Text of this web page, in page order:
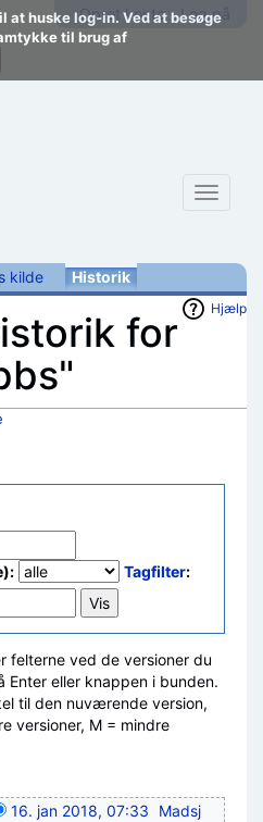
at huske log-in. Ved at besøge
til brug af
Opret konto Log på
Toggle
kilde Historik
Hjælp
for
Tagfilter:
felterne ved de versioner du
Enter eller knappen i bunden.
til den nuværende version,
versioner, M = mindre
16. jan 2018, 07:33
Madsj